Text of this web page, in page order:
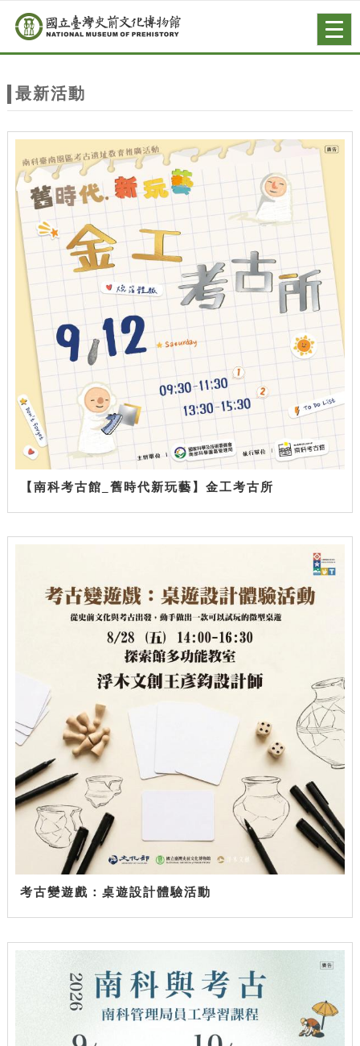
站
主
題
跳到主要內容
網站導覽
最新活動
【南科考古館_舊時代新玩藝】金工考古所
考古變遊戲：桌遊設計體驗活動